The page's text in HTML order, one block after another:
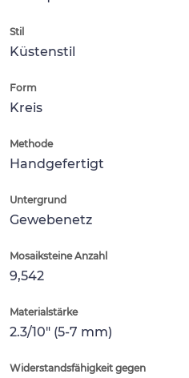
Stil
Küstenstil
Form
Kreis
Methode
Handgefertigt
Untergrund
Gewebenetz
Mosaiksteine Anzahl
9,542
Materialstärke
2.3/10" (5-7 mm)
Widerstandsfähigkeit gegen